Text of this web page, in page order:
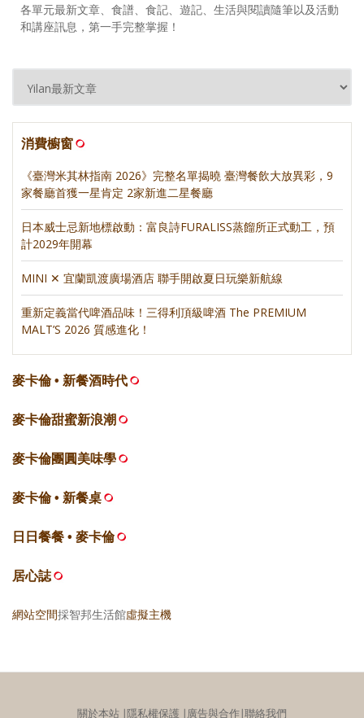
各單元最新文章、食譜、食記、遊記、生活與閱讀隨筆以及活動
和講座訊息，第一手完整掌握！
消費櫥窗
《臺灣米其林指南 2026》完整名單揭曉 臺灣餐飲大放異彩，9
家餐廳首獲一星肯定 2家新進二星餐廳
日本威士忌新地標啟動：富良詩FURALISS蒸餾所正式動工，預
計2029年開幕
MINI ✕ 宜蘭凱渡廣場酒店 聯手開啟夏日玩樂新航線
重新定義當代啤酒品味！三得利頂級啤酒 The PREMIUM
MALT’S 2026 質感進化！
麥卡倫 • 新餐酒時代
麥卡倫甜蜜新浪潮
麥卡倫團圓美味學
麥卡倫 • 新餐桌
日日餐餐 • 麥卡倫
居心誌
網站空間採智邦生活館虛擬主機
關於本站 ∣隱私權保護 ∣廣告與合作∣聯絡我們